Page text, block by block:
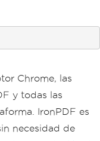
Chrome, las
y todas las
IronPDF es
necesidad de